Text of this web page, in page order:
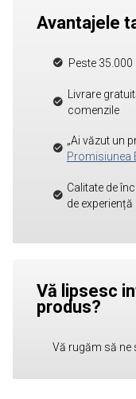
Avantajele
Peste
Livrare
comenzile
„Ai văzut un
Promisiunea
Calitate de
de experiență
Vă lipsesc
produs?
Vă rugăm să ne